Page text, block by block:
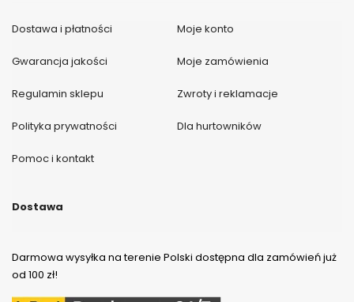
Dostawa i płatności
Gwarancja jakości
Regulamin sklepu
Polityka prywatności
Pomoc i kontakt
Moje konto
Moje zamówienia
Zwroty i reklamacje
Dla hurtowników
Dostawa
Darmowa wysyłka na terenie Polski dostępna dla zamówień już
od 100 zł!